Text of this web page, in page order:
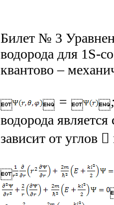
Билет № 3
водорода для 1S-
квантово –
  =  
водорода
зависит от углов
